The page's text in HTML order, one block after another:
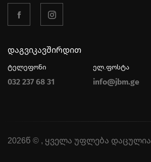
დაგვიკავშირდით
ტელეფონი
032 237 68 31
ელ.ფოსტა
info@jbm.ge
2026წ © , ყველა უფლება დაცულია